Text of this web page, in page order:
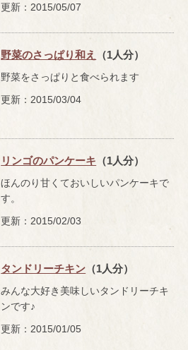
更新：2015/05/07
野菜のさっぱり和え （1人分）
野菜をさっぱりと食べられます
更新：2015/03/04
リンゴのパンケーキ （1人分）
ほんのり甘くておいしいパンケーキで
す。
更新：2015/02/03
タンドリーチキン （1人分）
みんな大好き美味しいタンドリーチキ
ンです♪
更新：2015/01/05